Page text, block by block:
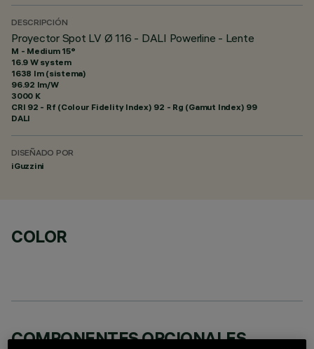
DESCRIPCIÓN
Proyector Spot LV Ø 116 - DALI Powerline - Lente
M - Medium 15°
16.9 W system
1638 lm (sistema)
96.92 lm/W
3000 K
CRI 92 - Rf (Colour Fidelity Index) 92 - Rg (Gamut Index) 99
DALI
DISEÑADO POR
iGuzzini
COLOR
COMPONENTES OPCIONALES